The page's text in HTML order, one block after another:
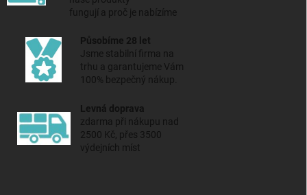
fungují a proč je nabízíme
Působíme 28 let
Jsme stabilní firma na
trhu a garantujeme Vám
100% bezpečný nákup.
Levná doprava
zdarma při nákupu nad
2500 Kč, přes 3500
výdejních míst